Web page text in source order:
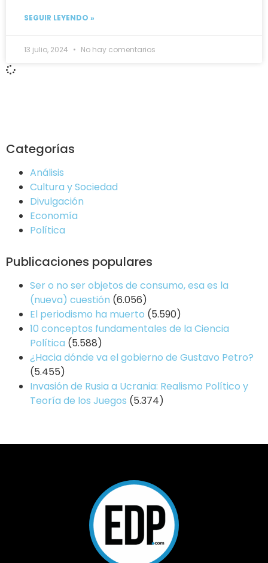
SEGUIR LEYENDO »
13 julio, 2024 No hay comentarios
Categorías
Análisis
Cultura y Sociedad
Divulgación
Economía
Política
Publicaciones populares
Ser o no ser objetos de consumo, esa es la
(nueva) cuestión (6.056)
El periodismo ha muerto (5.590)
10 conceptos fundamentales de la Ciencia
Política (5.588)
¿Hacia dónde va el gobierno de Gustavo Petro?
(5.455)
Invasión de Rusia a Ucrania: Realismo Político y
Teoría de los Juegos (5.374)